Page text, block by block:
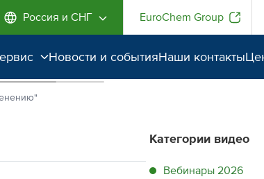
Россия и СНГ EuroChem Group
Новости и событияНаши контакты
Категории видео
Вебинары 2026